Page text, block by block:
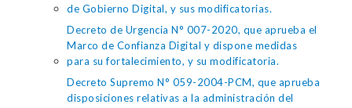
de Gobierno Digital, y sus modificatorias.
Decreto de Urgencia N° 007-2020, que aprueba el
Marco de Confianza Digital y dispone medidas
para su fortalecimiento, y su modificatoria.
Decreto Supremo N° 059-2004-PCM, que aprueba
disposiciones relativas a la administración del